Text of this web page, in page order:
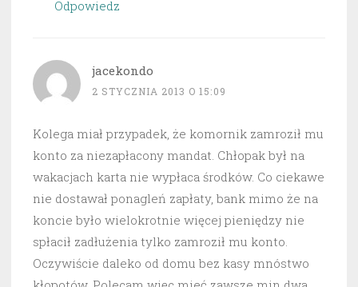
Odpowiedz
jacekondo
2 STYCZNIA 2013 O 15:09
Kolega miał przypadek, że komornik zamroził mu
konto za niezapłacony mandat. Chłopak był na
wakacjach karta nie wypłaca środków. Co ciekawe
nie dostawał ponagleń zapłaty, bank mimo że na
koncie było wielokrotnie więcej pieniędzy nie
spłacił zadłużenia tylko zamroził mu konto.
Oczywiście daleko od domu bez kasy mnóstwo